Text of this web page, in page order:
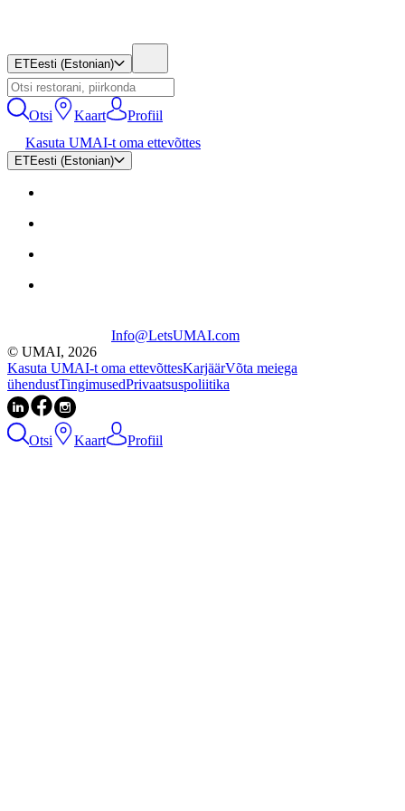
ETEesti (Estonian)
Otsi Kaart
Profiil
Kasuta UMAI-t oma ettevõttes
ETEesti (Estonian)
Info@LetsUMAI.com
© UMAI, 2026
Kasuta UMAI-t oma ettevõttesKarjäärVõta meiega
ühendustTingimusedPrivaatsuspoliitika
Otsi Kaart Profiil